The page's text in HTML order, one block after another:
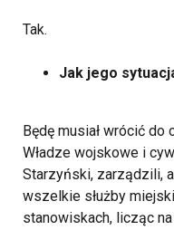
Tak.
Jak jego
Będę musiał wrócić
Władze wojskowe i
Starzyński, zarządzili,
wszelkie służby
stanowiskach, licząc